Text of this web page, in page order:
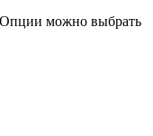
Опции можно выбрать